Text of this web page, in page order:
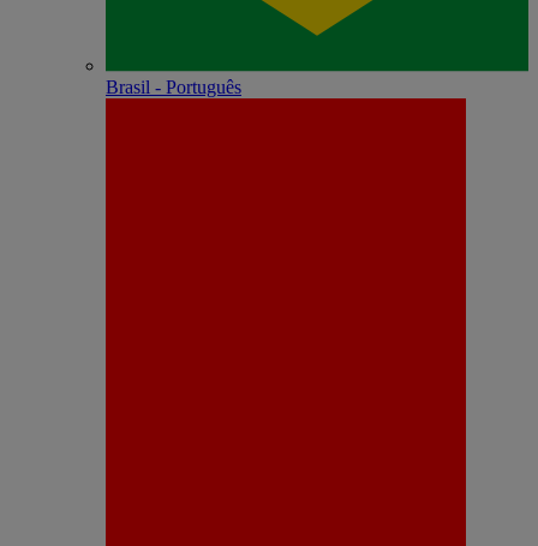
Brasil - Português